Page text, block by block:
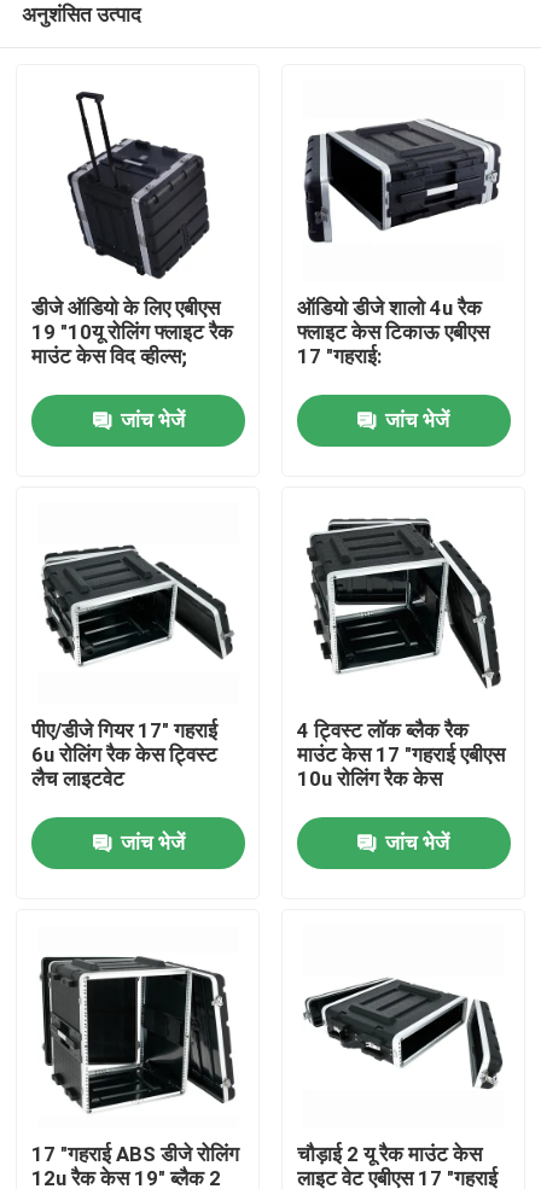
हमारे बारे में
संपर्क
उत्पाद
वीडियो
गिटार रैक केस
फ्लाइट रैक केस
रैक माउंट केस
19 इंच रैक केस
अनुशंसित उत्पाद
डीजे ऑडियो के लिए एबीएस
19 "10यू रोलिंग फ्लाइट रैक
माउंट केस विद व्हील्स;
जांच भेजें
ऑडियो डीजे शालो 4u रैक
फ्लाइट केस टिकाऊ एबीएस
17 "गहराई:
जांच भेजें
पीए/डीजे गियर 17" गहराई
6u रोलिंग रैक केस ट्विस्ट
लैच लाइटवेट
जांच भेजें
4 ट्विस्ट लॉक ब्लैक रैक
माउंट केस 17 "गहराई एबीएस
10u रोलिंग रैक केस
जांच भेजें
17 "गहराई ABS डीजे रोलिंग
12u रैक केस 19" ब्लैक 2
चौड़ाई 2 यू रैक माउंट केस
लाइट वेट एबीएस 17 "गहराई